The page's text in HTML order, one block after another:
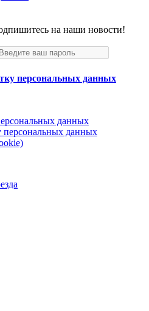
на наши новости!
персональных данных
данных
персональных данных